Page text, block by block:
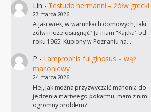
Lin - Testudo hermanni – żółw grecki
27 marca 2026
A jaki wiek, w warunkach domowych, taki
żółw może osiągnąć? Ja mam "Kajtka" od
roku 1965. Kupiony w Poznaniu na…
P - Lamprophis fuliginosus – wąż
mahoniowy
24 marca 2026
Hej, jak można przyzwyczaić mahonia do
jedzenia martwego pokarmu, mam z nim
ogromny problem?